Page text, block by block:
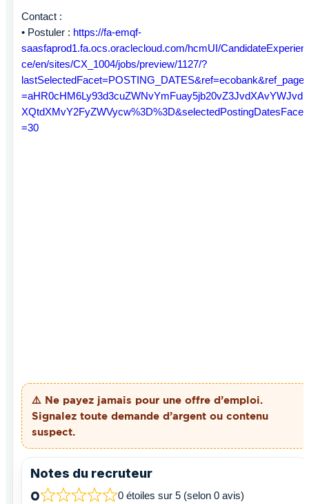
Contact :
• Postuler : https://fa-emqf-
saasfaprod1.fa.ocs.oraclecloud.com/hcmUI/CandidateExperien
ce/en/sites/CX_1004/jobs/preview/1127/?
lastSelectedFacet=POSTING_DATES&ref=ecobank&ref_page
=aHR0cHM6Ly93d3cuZWNvYmFuay5jb20vZ3JvdXAvYWJvd
XQtdXMvY2FyZWVycw%3D%3D&selectedPostingDatesFacet
=30
⚠️ Ne payez jamais pour une offre d’emploi.
Signalez toute demande d’argent ou contenu
suspect.
Notes du recruteur
0 0 étoiles sur 5 (selon 0 avis)